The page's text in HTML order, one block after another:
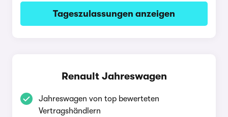
Tageszulassungen anzeigen
Renault Jahreswagen
Jahreswagen von top bewerteten
Vertragshändlern